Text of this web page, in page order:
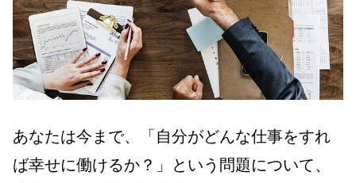
あなたは今まで、「自分がどんな仕事をすれ
ば幸せに働けるか？」という問題について、